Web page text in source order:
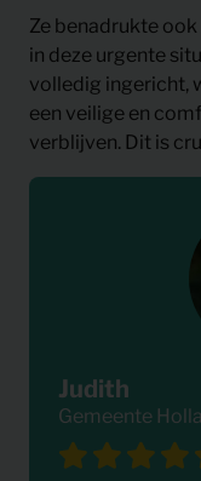
Ze benadrukte
in deze urgente
volledig ingericht,
een veilige en
verblijven. Dit is
Judith
Gemeente